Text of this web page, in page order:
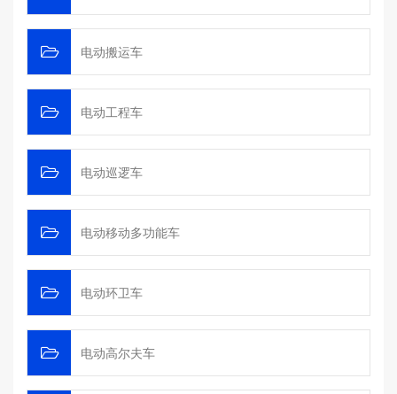
电动搬运车
电动工程车
电动巡逻车
电动移动多功能车
电动环卫车
电动高尔夫车